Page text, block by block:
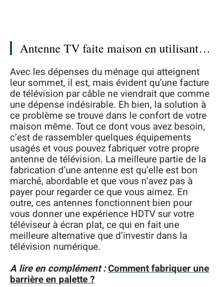
Antenne TV faite maison en utilisant…
Avec les dépenses du ménage qui atteignent
leur sommet, il est, mais évident qu’une facture
de télévision par câble ne viendrait que comme
une dépense indésirable. Eh bien, la solution à
ce problème se trouve dans le confort de votre
maison même. Tout ce dont vous avez besoin,
c’est de rassembler quelques équipements
usagés et vous pouvez fabriquer votre propre
antenne de télévision. La meilleure partie de la
fabrication d’une antenne est qu’elle est bon
marché, abordable et que vous n’avez pas à
payer pour regarder ce que vous aimez. En
outre, ces antennes fonctionnent bien pour
vous donner une expérience HDTV sur votre
téléviseur à écran plat, ce qui en fait une
meilleure alternative que d’investir dans la
télévision numérique.
A lire en complément :Comment fabriquer une
barrière en palette ?